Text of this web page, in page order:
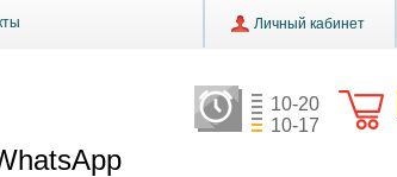
Личный кабинет
10-20
10-17